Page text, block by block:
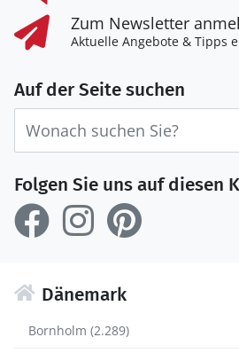
Zum Newsletter
Aktuelle Angebote & Tipps
Auf der Seite suchen
Folgen Sie uns auf diesen
Dänemark
Bornholm (2.289)